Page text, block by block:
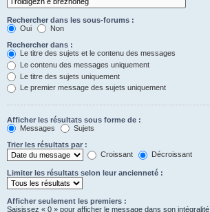
Rechercher dans les sous-forums :
Oui
Non
Rechercher dans :
Le titre des sujets et le contenu des messages
Le contenu des messages uniquement
Le titre des sujets uniquement
Le premier message des sujets uniquement
Afficher les résultats sous forme de :
Messages
Sujets
Trier les résultats par :
Croissant
Décroissant
Limiter les résultats selon leur ancienneté :
Afficher seulement les premiers :
Saisissez « 0 » pour afficher le message dans son intégralité.